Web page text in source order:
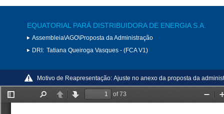
EQUATORIAL PARÁ DISTRIBUIDORA DE ENERGIA S.A.
Assembleia\AGO\Proposta da Administração
DRI: Tatiana Queiroga Vasques - (FCA V1)
Motivo de Reapresentação: Ajuste no anexo da proposta da